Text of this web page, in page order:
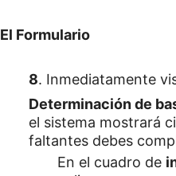
El Formulario
8. Inmediatamente
Determinación de
el sistema mostrará
faltantes debes
En el cuadro de